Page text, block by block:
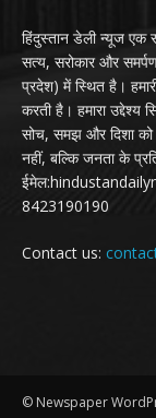
हिंदुस्तान डेली न्यूज एक
सत्य, सरोकार और
प्रदेश) में स्थित है।
करती है। हमारा उद्देश्य
सोच, समझ और दिशा को
नहीं, बल्कि जनता के
8423190190
Contact us:
© Newspaper